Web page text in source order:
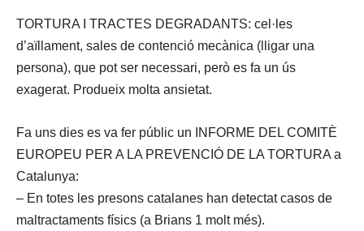
TORTURA I TRACTES DEGRADANTS: cel·les
d’aïllament, sales de contenció mecànica (lligar una
persona), que pot ser necessari, però es fa un ús
exagerat. Produeix molta ansietat.
Fa uns dies es va fer públic un INFORME DEL COMITÈ
EUROPEU PER A LA PREVENCIÓ DE LA TORTURA a
Catalunya:
– En totes les presons catalanes han detectat casos de
maltractaments físics (a Brians 1 molt més).